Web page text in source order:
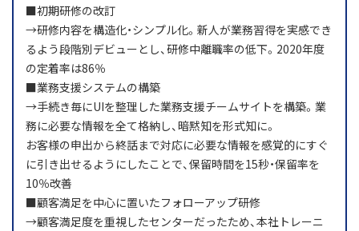
■初期研修の改訂
→研修内容を構造化・シンプル化。新人が業務習得を実感でき
るよう段階別デビューとし、研修中離職率の低下。2020年度
の定着率は86％
■業務支援システムの構築
→手続き毎にUIを整理した業務支援チームサイトを構築。業
務に必要な情報を全て格納し、暗黙知を形式知に。
お客様の申出から終話まで対応に必要な情報を感覚的にすぐ
に引き出せるようにしたことで、保留時間を15秒・保留率を
10％改善
■顧客満足を中心に置いたフォローアップ研修
→顧客満足度を重視したセンターだったため、本社トレーニ